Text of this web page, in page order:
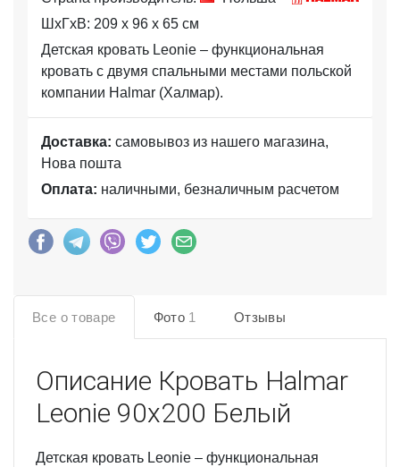
ШхГхВ: 209 x 96 x 65 см
Детская кровать Leonie – функциональная
кровать с двумя спальными местами польской
компании Halmar (Халмар).
Доставка: самовывоз из нашего магазина,
Нова пошта
Оплата: наличными, безналичным расчетом
Все о товаре Фото 1 Отзывы
Описание Кровать Halmar
Leonie 90х200 Белый
Детская кровать Leonie – функциональная